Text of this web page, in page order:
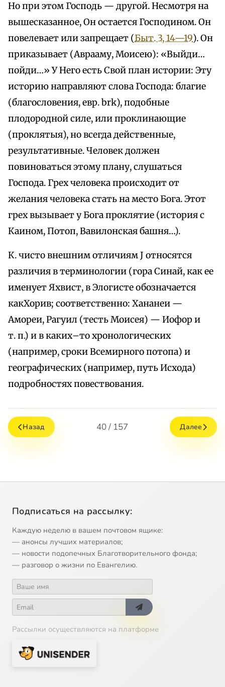
Но при этом Господь — другой. Несмотря на
вышесказанное, Он остается Господином. Он
повелевает или запрещает (Быт. 3, 14—19). Он
приказывает (Аврааму, Моисею): «Выйди…
пойди…» У Него есть Свой план истории: Эту
историю направляют слова Господа: благие
(благословения, евр. brk), подобные
плодородной силе, или проклинающие
(проклятыя), но всегда действенные,
результативные. Человек должен
повиноваться этому плану, слушаться
Господа. Грех человека происходит от
желания человека стать на место Бога. Этот
грех вызывает у Бога проклятие (история с
Каином, Потоп, Вавилонская башня…).
К. чисто внешним отличиям J относятся
различия в терминологии (гора Синай, как ее
именует Яхвист, в Элогисте обозначается
какХорив; соответственно: Хананеи —
Амореи, Рагуил (тесть Моисея) — Иофор и
т. п.) и в каких–то хронологических
(например, сроки Всемирного потопа) и
географических (например, путь Исхода)
подробностях повествования.
Назад 40 / 157 Далее
Подписаться на рассылку:
Каждую неделю в вашем почтовом ящике:
— анонсы лучших материалов;
— новости подопечных Благотворительного фонда;
— разговор о жизни по Евангелию.
Рассылки осуществляются на платформе